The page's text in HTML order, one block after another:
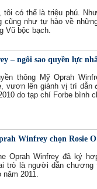
tôi có thể là triệu phú.
cũng như tự hào về
Vũ bộc bạch.
– ngôi sao quyền lực
thông Mỹ Oprah
vươn lên giành vị trí dẫn
do tạp chí Forbe bình
Winfrey chọn Rosie
Oprah Winfrey đã ký
trò là người dẫn
năm 2011.